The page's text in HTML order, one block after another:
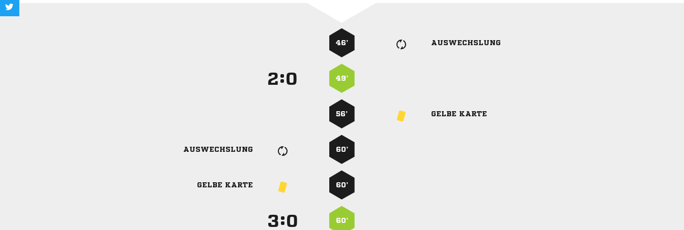
46’ AUSWECHSLUNG
: 49’
56’ GELBE KARTE
AUSWECHSLUNG 60’
GELBE KARTE 60’
: 60’